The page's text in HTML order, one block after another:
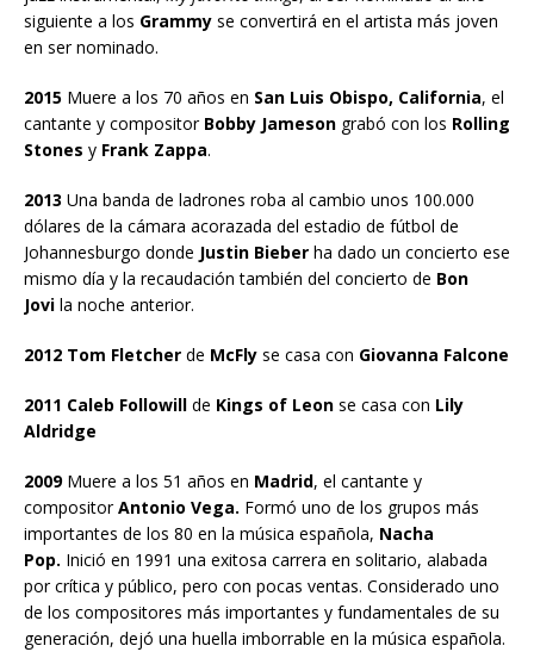
siguiente a los Grammy se convertirá en el artista más joven
en ser nominado.
2015 Muere a los 70 años en San Luis Obispo, California, el
cantante y compositor Bobby Jameson grabó con los Rolling
Stones y Frank Zappa.
2013 Una banda de ladrones roba al cambio unos 100.000
dólares de la cámara acorazada del estadio de fútbol de
Johannesburgo donde Justin Bieber ha dado un concierto ese
mismo día y la recaudación también del concierto de Bon
Jovi la noche anterior.
2012 Tom Fletcher de McFly se casa con Giovanna Falcone
2011 Caleb Followill de Kings of Leon se casa con Lily
Aldridge
2009Muere a los 51 años en Madrid, el cantante y
compositorAntonio Vega. Formó uno de los grupos más
importantes de los 80 en la música española, Nacha
Pop. Inició en 1991 una exitosa carrera en solitario, alabada
por crítica y público, pero con pocas ventas. Considerado uno
de los compositores más importantes y fundamentales de su
generación, dejó una huella imborrable en la música española.